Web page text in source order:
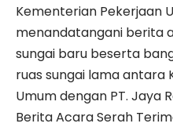
Kementerian Pekerjaan
menandatangani berita
sungai baru beserta
ruas sungai lama antara
Umum dengan PT. Jaya
Berita Acara Serah